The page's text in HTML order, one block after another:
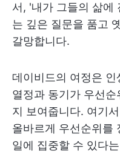
서, '내가 그들의 삶에
는 깊은 질문을 품고
갈망합니다.
데이비드의 여정은
열정과 동기가 우선
지 보여줍니다. 여기
올바르게 우선순위를
일에 집중할 수 있다